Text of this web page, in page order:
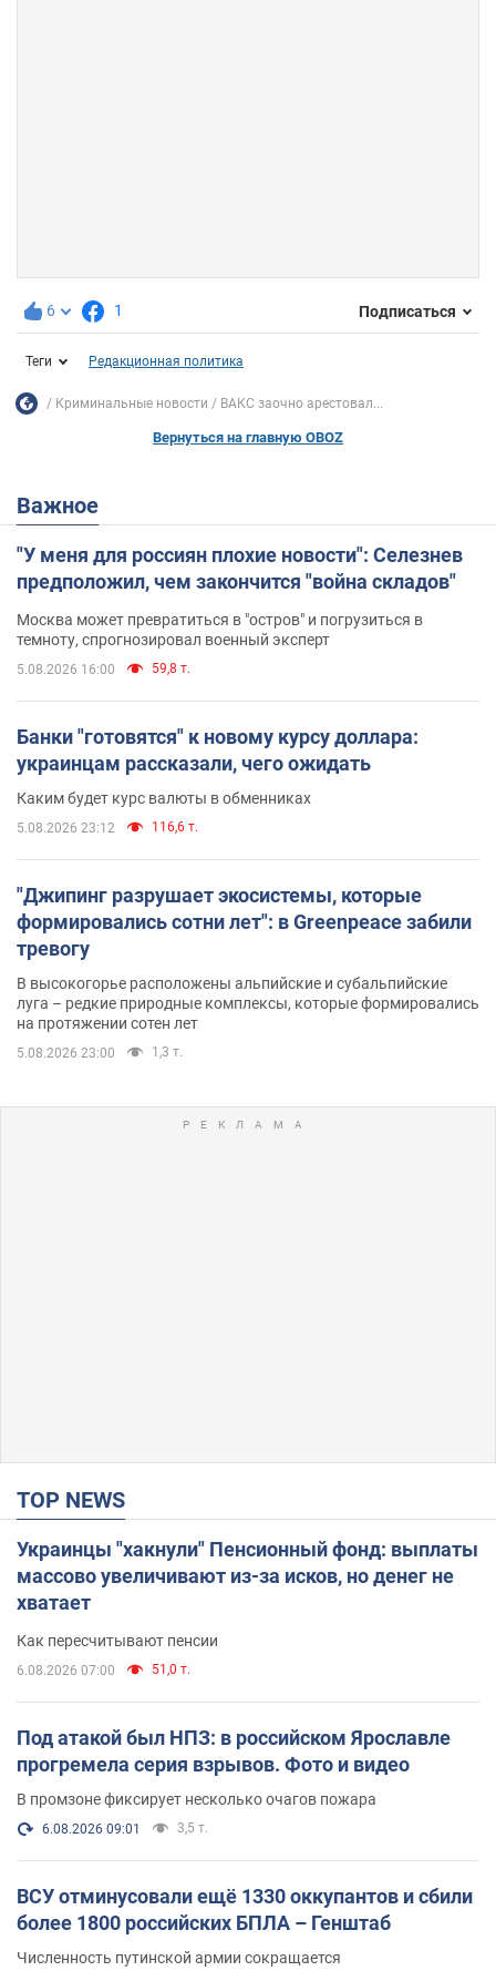
6 1 Подписаться
Теги Редакционная политика
Криминальные новости ВАКС заочно арестовал...
Вернуться на главную OBOZ
Важное
"У меня для россиян плохие новости": Селезнев
предположил, чем закончится "война складов"
Москва может превратиться в "остров" и погрузиться в
темноту, спрогнозировал военный эксперт
5.08.2026 16:00 59,8 т.
Банки "готовятся" к новому курсу доллара:
украинцам рассказали, чего ожидать
Каким будет курс валюты в обменниках
5.08.2026 23:12 116,6 т.
"Джипинг разрушает экосистемы, которые
формировались сотни лет": в Greenpeace забили
тревогу
В высокогорье расположены альпийские и субальпийские
луга – редкие природные комплексы, которые формировались
на протяжении сотен лет
5.08.2026 23:00 1,3 т.
TOP NEWS
Украинцы "хакнули" Пенсионный фонд: выплаты
массово увеличивают из-за исков, но денег не
хватает
Как пересчитывают пенсии
6.08.2026 07:00 51,0 т.
Под атакой был НПЗ: в российском Ярославле
прогремела серия взрывов. Фото и видео
В промзоне фиксирует несколько очагов пожара
6.08.2026 09:01 3,5 т.
ВСУ отминусовали ещё 1330 оккупантов и сбили
более 1800 российских БПЛА – Генштаб
Численность путинской армии сокращается